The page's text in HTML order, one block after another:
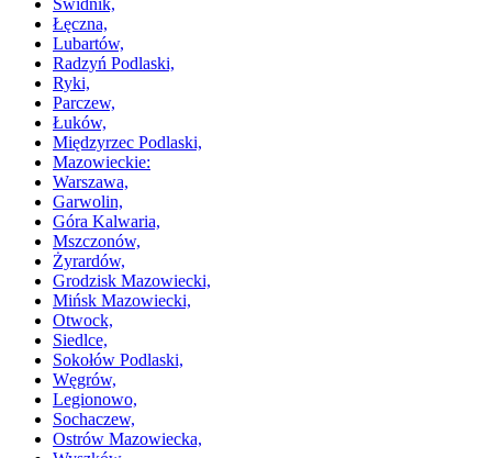
Łęczna,
Lubartów,
Radzyń Podlaski,
Ryki,
Parczew,
Łuków,
Międzyrzec Podlaski,
Mazowieckie:
Warszawa,
Garwolin,
Góra Kalwaria,
Mszczonów,
Żyrardów,
Grodzisk Mazowiecki,
Mińsk Mazowiecki,
Otwock,
Siedlce,
Sokołów Podlaski,
Węgrów,
Legionowo,
Sochaczew,
Ostrów Mazowiecka,